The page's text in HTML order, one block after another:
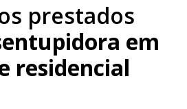
prestados
em
residencial